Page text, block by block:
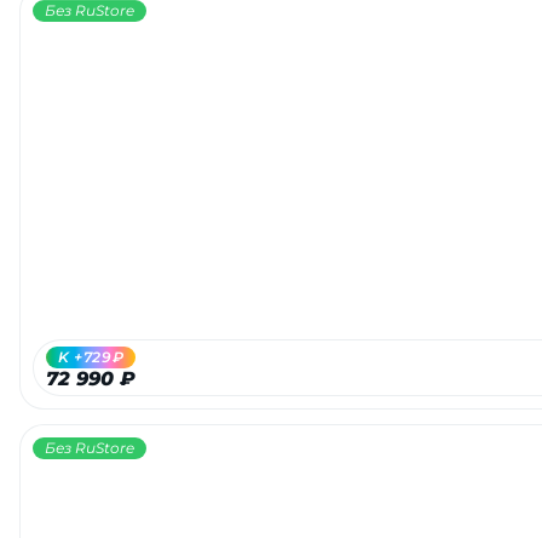
Без RuStore
72 990 ₽
K +729₽
Без RuStore